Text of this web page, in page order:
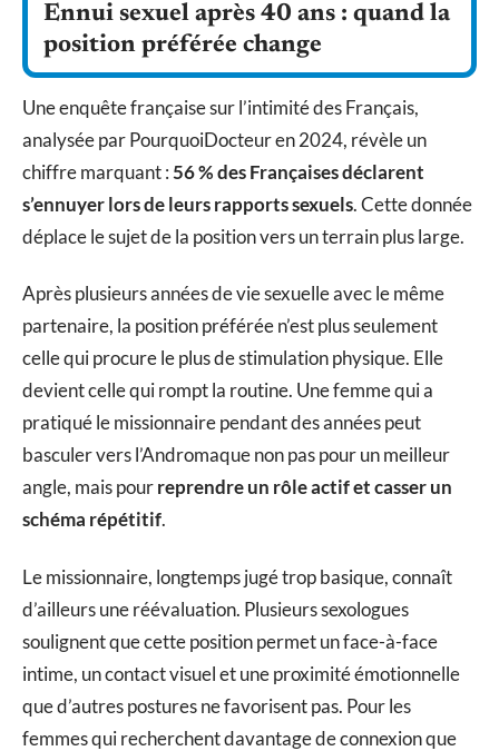
Ennui sexuel après 40 ans : quand la
position préférée change
Une enquête française sur l’intimité des Français,
analysée par PourquoiDocteur en 2024, révèle un
chiffre marquant :56 % des Françaises déclarent
s’ennuyer lors de leurs rapports sexuels. Cette donnée
déplace le sujet de la position vers un terrain plus large.
Après plusieurs années de vie sexuelle avec le même
partenaire, la position préférée n’est plus seulement
celle qui procure le plus de stimulation physique. Elle
devient celle qui rompt la routine. Une femme qui a
pratiqué le missionnaire pendant des années peut
basculer vers l’Andromaque non pas pour un meilleur
angle, mais pourreprendre un rôle actif et casser un
schéma répétitif.
Le missionnaire, longtemps jugé trop basique, connaît
d’ailleurs une réévaluation. Plusieurs sexologues
soulignent que cette position permet un face-à-face
intime, un contact visuel et une proximité émotionnelle
que d’autres postures ne favorisent pas. Pour les
femmes qui recherchent davantage de connexion que